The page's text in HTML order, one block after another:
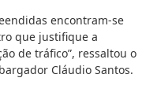
encontram-se
que justifique a
de tráfico”, ressaltou o
Cláudio Santos.